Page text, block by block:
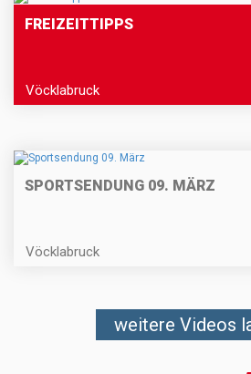
FREIZEITTIPPS
Vöcklabruck
SPORTSENDUNG 09. MÄRZ
Vöcklabruck
weitere Videos